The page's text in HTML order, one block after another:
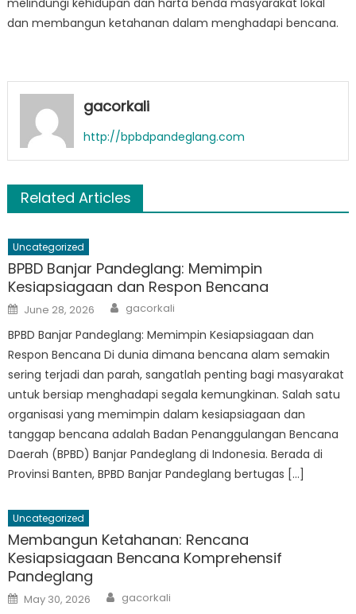
melindungi kehidupan dan harta benda masyarakat lokal
dan membangun ketahanan dalam menghadapi bencana.
gacorkali
http://bpbdpandeglang.com
Related Articles
Uncategorized
BPBD Banjar Pandeglang: Memimpin
Kesiapsiagaan dan Respon Bencana
Posted
on
June 28, 2026 Author
gacorkali
BPBD Banjar Pandeglang: Memimpin Kesiapsiagaan dan
Respon Bencana Di dunia dimana bencana alam semakin
sering terjadi dan parah, sangatlah penting bagi masyarakat
untuk bersiap menghadapi segala kemungkinan. Salah satu
organisasi yang memimpin dalam kesiapsiagaan dan
tanggap bencana adalah Badan Penanggulangan Bencana
Daerah (BPBD) Banjar Pandeglang di Indonesia. Berada di
Provinsi Banten, BPBD Banjar Pandeglang bertugas […]
Uncategorized
Membangun Ketahanan: Rencana
Kesiapsiagaan Bencana Komprehensif
Pandeglang
Posted
on
May 30, 2026 Author
gacorkali